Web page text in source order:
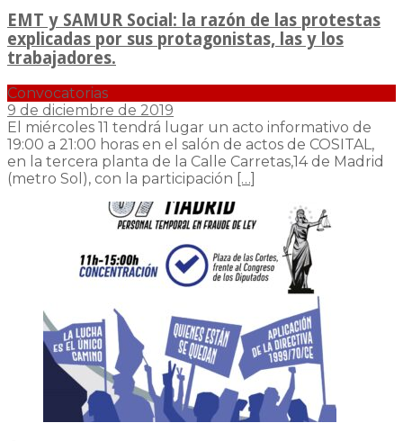
EMT y SAMUR Social: la razón de las protestas
explicadas por sus protagonistas, las y los
trabajadores.
Convocatorias
9 de diciembre de 2019
El miércoles 11 tendrá lugar un acto informativo de
19:00 a 21:00 horas en el salón de actos de COSITAL,
en la tercera planta de la Calle Carretas,14 de Madrid
(metro Sol), con la participación […]